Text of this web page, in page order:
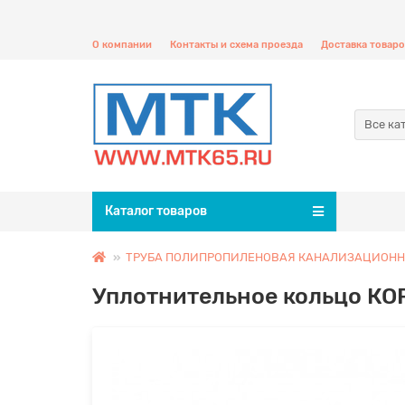
О компании Контакты и схема проезда Доставка
Все
Каталог товаров
ТРУБА ПОЛИПРОПИЛЕНОВАЯ
Уплотнительное кольцо